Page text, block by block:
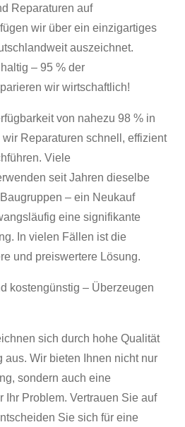
Reparaturen auf
wir über ein einzigartiges
auszeichnet.
– 95 % der
wir wirtschaftlich!
von nahezu 98 % in
Reparaturen schnell, effizient
Viele
seit Jahren dieselbe
– ein Neukauf
eine signifikante
In vielen Fällen ist die
und preiswertere Lösung.
kostengünstig – Überzeugen
sich durch hohe Qualität
aus. Wir bieten Ihnen nicht nur
sondern auch eine
Ihr Problem. Vertrauen Sie auf
Sie sich für eine